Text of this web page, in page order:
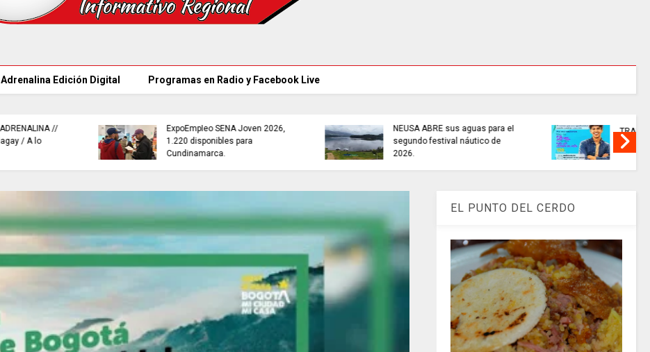
Adrenalina Edición Digital Programas en Radio y Facebook Live
NEUSA ABRE sus aguas para el
segundo festival náutico de
TRABAJO............si hay // sábado
REFLEXIONEMOS HOY
EL PUNTO DEL CERDO